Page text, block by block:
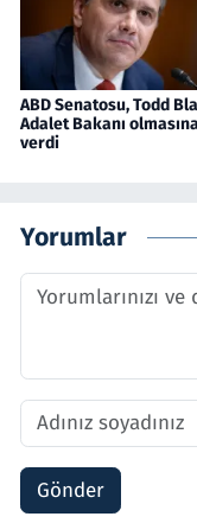
ABD Senatosu, Todd
Adalet Bakanı
verdi
Yorumlar
Gönder